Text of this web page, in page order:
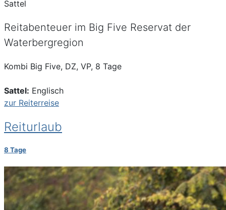
Reitabenteuer im Big Five Reservat der
Waterbergregion
Kombi Big Five, DZ, VP, 8 Tage
Sattel: Englisch
zur Reiterreise
Reiturlaub
8 Tage